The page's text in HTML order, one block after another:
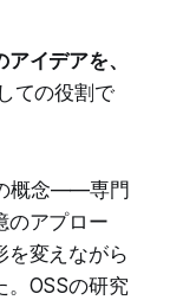
イデアを、
ての役割で
概念——専門
のアプロー
変えながら
。OSSの研究